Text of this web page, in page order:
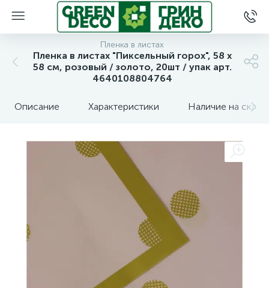
Пленка в листах
Пленка в листах "Пиксельный горох", 58 х
58 см, розовый / золото, 20шт / упак арт.
4640108804764
Описание Характеристики Наличие на